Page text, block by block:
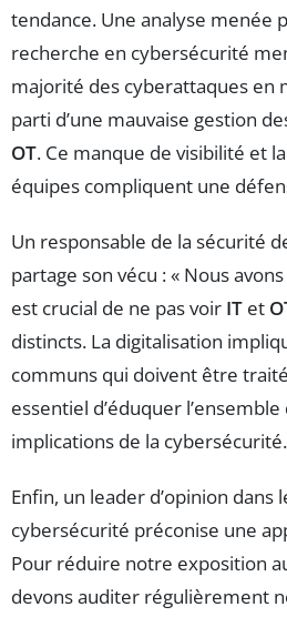
tendance. Une analyse menée
recherche en cybersécurité
majorité des cyberattaques en
parti d’une mauvaise gestion
OT. Ce manque de visibilité et
équipes compliquent une
Un responsable de la sécurité
partage son vécu : « Nous
est crucial de ne pas voir IT et
distincts. La digitalisation
communs qui doivent être
essentiel d’éduquer
implications de la
Enfin, un leader d’opinion dans
cybersécurité préconise une
Pour réduire notre exposition
devons auditer régulièrement